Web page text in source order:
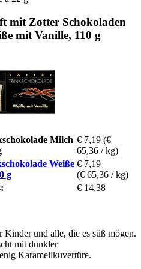
mit Zotter Schokoladen
mit Vanille, 110 g
Milch € 7,19 (€
65,36 / kg)
Weiße
g
€ 7,19
(€ 65,36 / kg)
€ 14,38
und alle, die es süß mögen.
mit dunkler
Karamellkuvertüre.